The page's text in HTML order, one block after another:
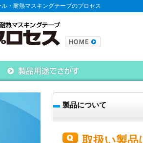
・耐熱マスキングテープのプロセス
製品について
取扱い製